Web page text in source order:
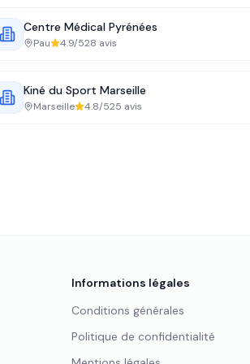
Centre Médical Pyrénées
Pau 4.9/528 avis
Kiné du Sport Marseille
Marseille 4.8/525 avis
Informations légales
Conditions générales
Politique de confidentialité